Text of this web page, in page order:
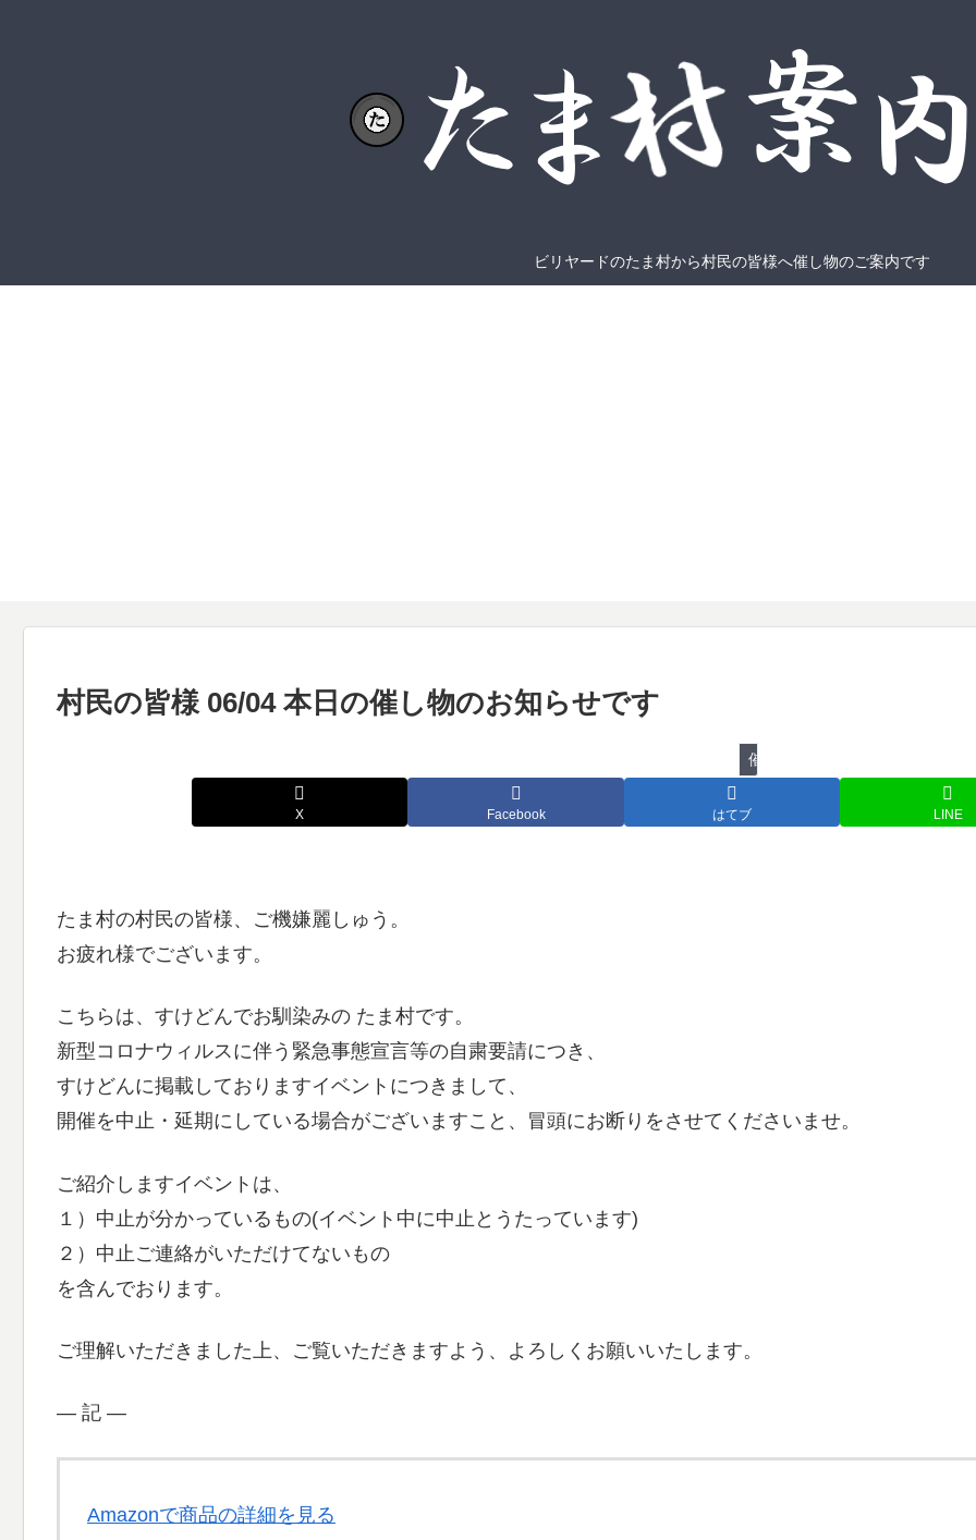
ビリヤードのたま村から村民の皆様へ催し物のご案内です
村民の皆様 06/04 本日の催し物のお知らせです
催し物
X Facebook はてブ LINE
たま村の村民の皆様、ご機嫌麗しゅう。
お疲れ様でございます。
こちらは、すけどんでお馴染みの たま村です。
新型コロナウィルスに伴う緊急事態宣言等の自粛要請につき、
すけどんに掲載しておりますイベントにつきまして、
開催を中止・延期にしている場合がございますこと、冒頭にお断りをさせてくださいませ。
ご紹介しますイベントは、
１）中止が分かっているもの(イベント中に中止とうたっています)
２）中止ご連絡がいただけてないもの
を含んでおります。
ご理解いただきました上、ご覧いただきますよう、よろしくお願いいたします。
― 記 ―
Amazonで商品の詳細を見る